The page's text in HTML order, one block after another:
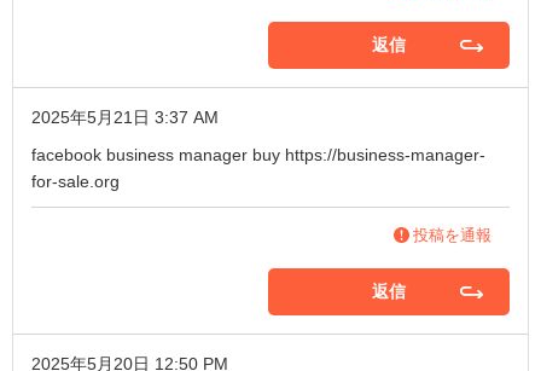
返信
2025年5月21日 3:37 AM
facebook business manager buy https://business-manager-
for-sale.org
投稿を通報
返信
2025年5月20日 12:50 PM